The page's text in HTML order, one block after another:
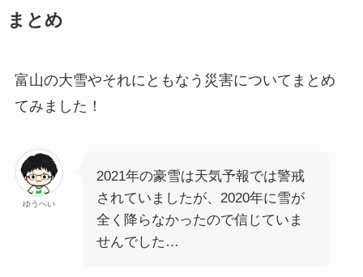
まとめ
富山の大雪やそれにともなう災害についてまとめ
てみました！
ゆうへい
2021年の豪雪は天気予報では警戒
されていましたが、2020年に雪が
全く降らなかったので信じていま
せんでした…